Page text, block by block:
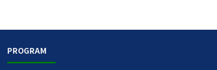
PROGRAM